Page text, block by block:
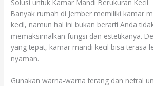
Solusi untuk Kamar Mandi Berukuran Kecil
Banyak rumah di Jember memiliki kamar
kecil, namun hal ini bukan berarti Anda
memaksimalkan fungsi dan estetikanya.
yang tepat, kamar mandi kecil bisa terasa
nyaman.
Gunakan warna-warna terang dan netral